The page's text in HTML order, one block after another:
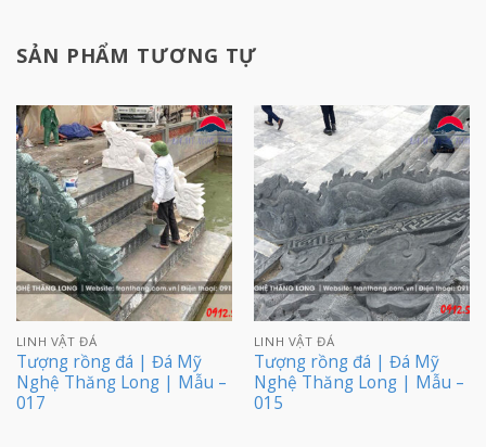
SẢN PHẨM TƯƠNG TỰ
LINH VẬT ĐÁ
Tượng rồng đá | Đá Mỹ
Nghệ Thăng Long | Mẫu –
017
LINH VẬT ĐÁ
Tượng rồng đá | Đá Mỹ
Nghệ Thăng Long | Mẫu –
015